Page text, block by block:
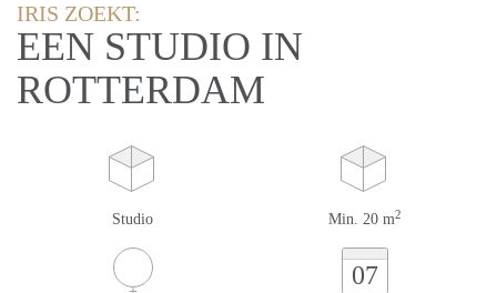
IRIS ZOEKT:
EEN STUDIO IN
ROTTERDAM
Studio Min. 20 m2
07